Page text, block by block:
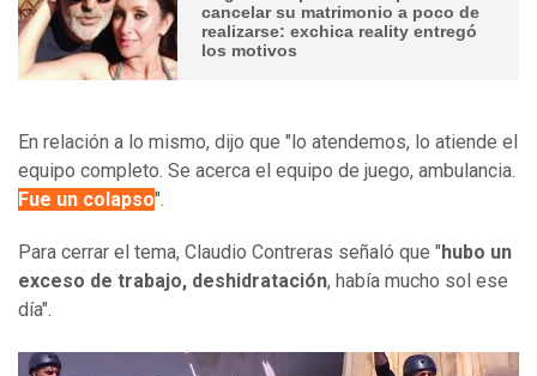
cancelar su matrimonio a poco de
realizarse: exchica reality entregó
los motivos
En relación a lo mismo, dijo que "lo atendemos, lo atiende el
equipo completo. Se acerca el equipo de juego, ambulancia.
Fue un colapso".
Para cerrar el tema, Claudio Contreras señaló que "hubo un
exceso de trabajo, deshidratación, había mucho sol ese
día".